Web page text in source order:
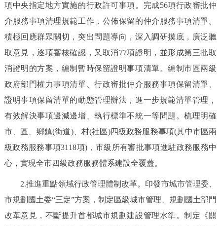
ITALIANO
回到頂部
項中央指定地方實施的行政許可事項。完成56項行政審批仲
介服務事項清理規範工作，公佈保留的仲介服務事項清單。
積極回應群眾關切，突出問題導向，深入調研摸底，廣泛聽
取意見，逐項審核確認，又取消77項證明，並形成第三批取
消證明的方案，編制暫時保留證明事項清單。編制市區兩級
政府部門權力事項清單、行政審批仲介服務事項保留清單、
證明事項保留清單的動態管理辦法，進一步規範清單管理，
有效解決事項邊減邊增、執行標準不統一等問題。梳理明確
市、區、鄉鎮(街道)、村(社區)四級政務服務事項(其中市區兩
級政務服務事項3118項)，市級所有審批事項進駐政務服務中
心，實現全市四級政務服務體系建設全覆蓋。
2.推進重點領域行政管理體制改革。印發市城市管理委、
市規劃國土委“三定”方案，制定區級城市管理、規劃國土部門
改革意見，不斷提升首都城市規劃建設管理水準。制定《關